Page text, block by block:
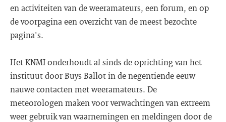
en activiteiten van de weeramateurs, een forum, en op
de voorpagina een overzicht van de meest bezochte
pagina's.
Het KNMI onderhoudt al sinds de oprichting van het
instituut door Buys Ballot in de negentiende eeuw
nauwe contacten met weeramateurs. De
meteorologen maken voor verwachtingen van extreem
weer gebruik van waarnemingen en meldingen door de